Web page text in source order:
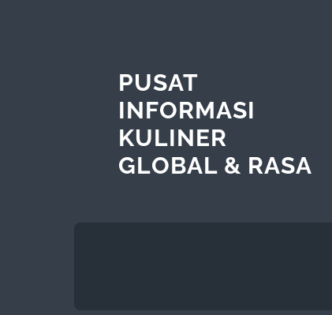
PUSAT
INFORMASI
KULINER
GLOBAL & RASA